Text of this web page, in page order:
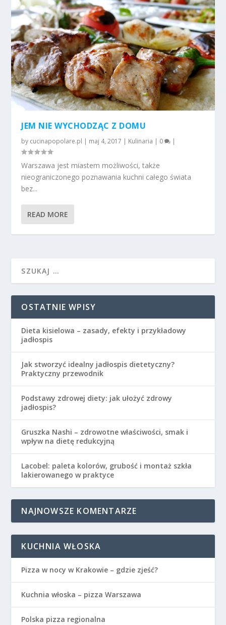
JEM NIE WYCHODZĄC Z DOMU
by cucinapopolare.pl | maj 4, 2017 | Kulinaria | 0 |
Warszawa jest miastem możliwości, także
nieograniczonego poznawania kuchni całego świata
bez...
READ MORE
OSTATNIE WPISY
Dieta kisielowa – zasady, efekty i przykładowy
jadłospis
Jak stworzyć idealny jadłospis dietetyczny?
Praktyczny przewodnik
Podstawy zdrowej diety: jak ułożyć zdrowy
jadłospis?
Gruszka Nashi – zdrowotne właściwości, smak i
wpływ na dietę redukcyjną
Lacobel: paleta kolorów, grubość i montaż szkła
lakierowanego w praktyce
NAJNOWSZE KOMENTARZE
KUCHNIA WŁOSKA
Pizza w nocy w Krakowie – gdzie zjeść?
Kuchnia włoska – pizza Warszawa
Polska pizza regionalna